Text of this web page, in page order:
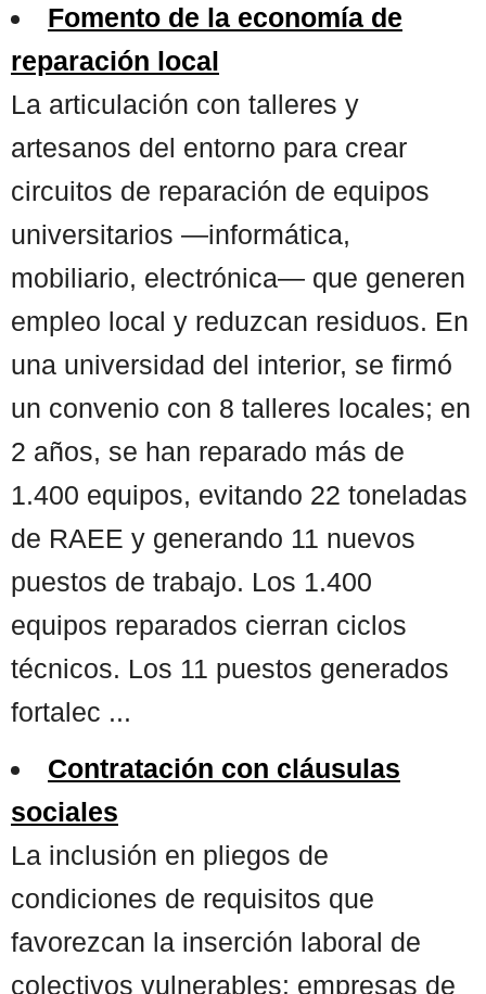
Fomento de la economía de
reparación local
La articulación con talleres y
artesanos del entorno para crear
circuitos de reparación de equipos
universitarios —informática,
mobiliario, electrónica— que generen
empleo local y reduzcan residuos. En
una universidad del interior, se firmó
un convenio con 8 talleres locales; en
2 años, se han reparado más de
1.400 equipos, evitando 22 toneladas
de RAEE y generando 11 nuevos
puestos de trabajo. Los 1.400
equipos reparados cierran ciclos
técnicos. Los 11 puestos generados
fortalec ...
Contratación con cláusulas
sociales
La inclusión en pliegos de
condiciones de requisitos que
favorezcan la inserción laboral de
colectivos vulnerables: empresas de